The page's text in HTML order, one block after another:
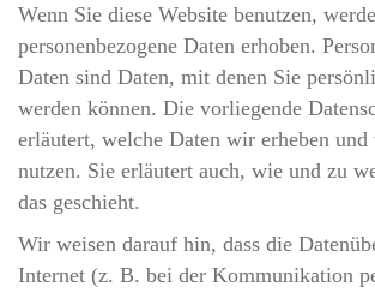
Wenn Sie diese Website benutzen,
personenbezogene Daten erhoben.
Daten sind Daten, mit denen Sie
werden können. Die vorliegende
erläutert, welche Daten wir erheben
nutzen. Sie erläutert auch, wie und zu
das geschieht.
Wir weisen darauf hin, dass die
Internet (z. B. bei der Kommunikation